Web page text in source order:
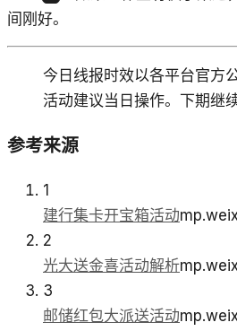
间刚好。
今日线报时效以各平台官方
活动建议当日操作。下期继
参考来源
1
建行集卡开宝箱活动
2
光大送金喜活动解析
3
邮储红包大派送活动